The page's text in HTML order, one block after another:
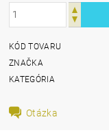
KÓD TOVARU
ZNAČKA
KATEGÓRIA
Otázka